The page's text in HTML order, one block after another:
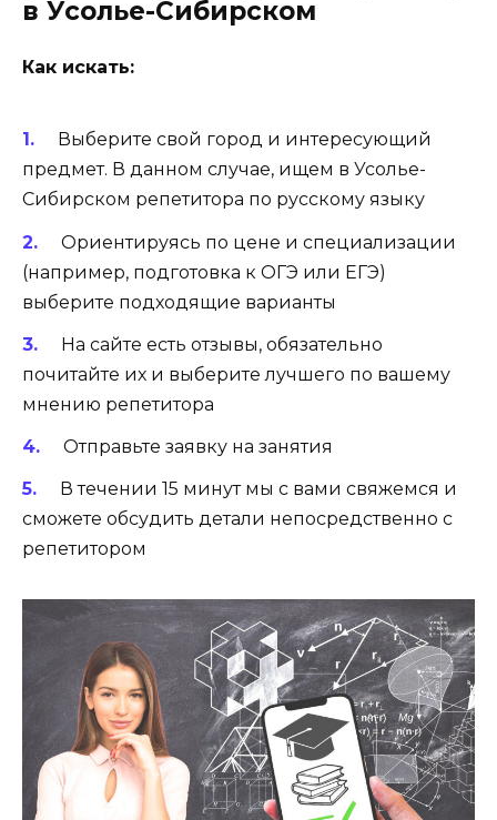
в Усолье-Сибирском
Как искать:
Выберите свой город и интересующий
предмет. В данном случае, ищем в Усолье-
Сибирском репетитора по русскому языку
Ориентируясь по цене и специализации
(например, подготовка к ОГЭ или ЕГЭ)
выберите подходящие варианты
На сайте есть отзывы, обязательно
почитайте их и выберите лучшего по вашему
мнению репетитора
Отправьте заявку на занятия
В течении 15 минут мы с вами свяжемся и
сможете обсудить детали непосредственно с
репетитором